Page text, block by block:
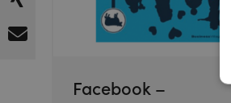
Facebook –